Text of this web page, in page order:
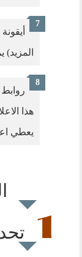
هذا
يعطي